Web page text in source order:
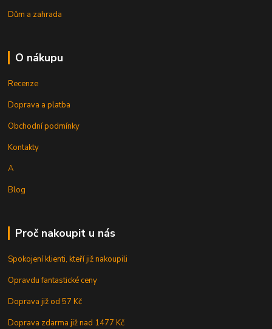
Dům a zahrada
O nákupu
Recenze
Doprava a platba
Obchodní podmínky
Kontakty
A
Blog
Proč nakoupit u nás
Spokojení klienti, kteří již nakoupili
Opravdu fantastické ceny
Doprava již od 57 Kč
Doprava zdarma již nad 1477 Kč